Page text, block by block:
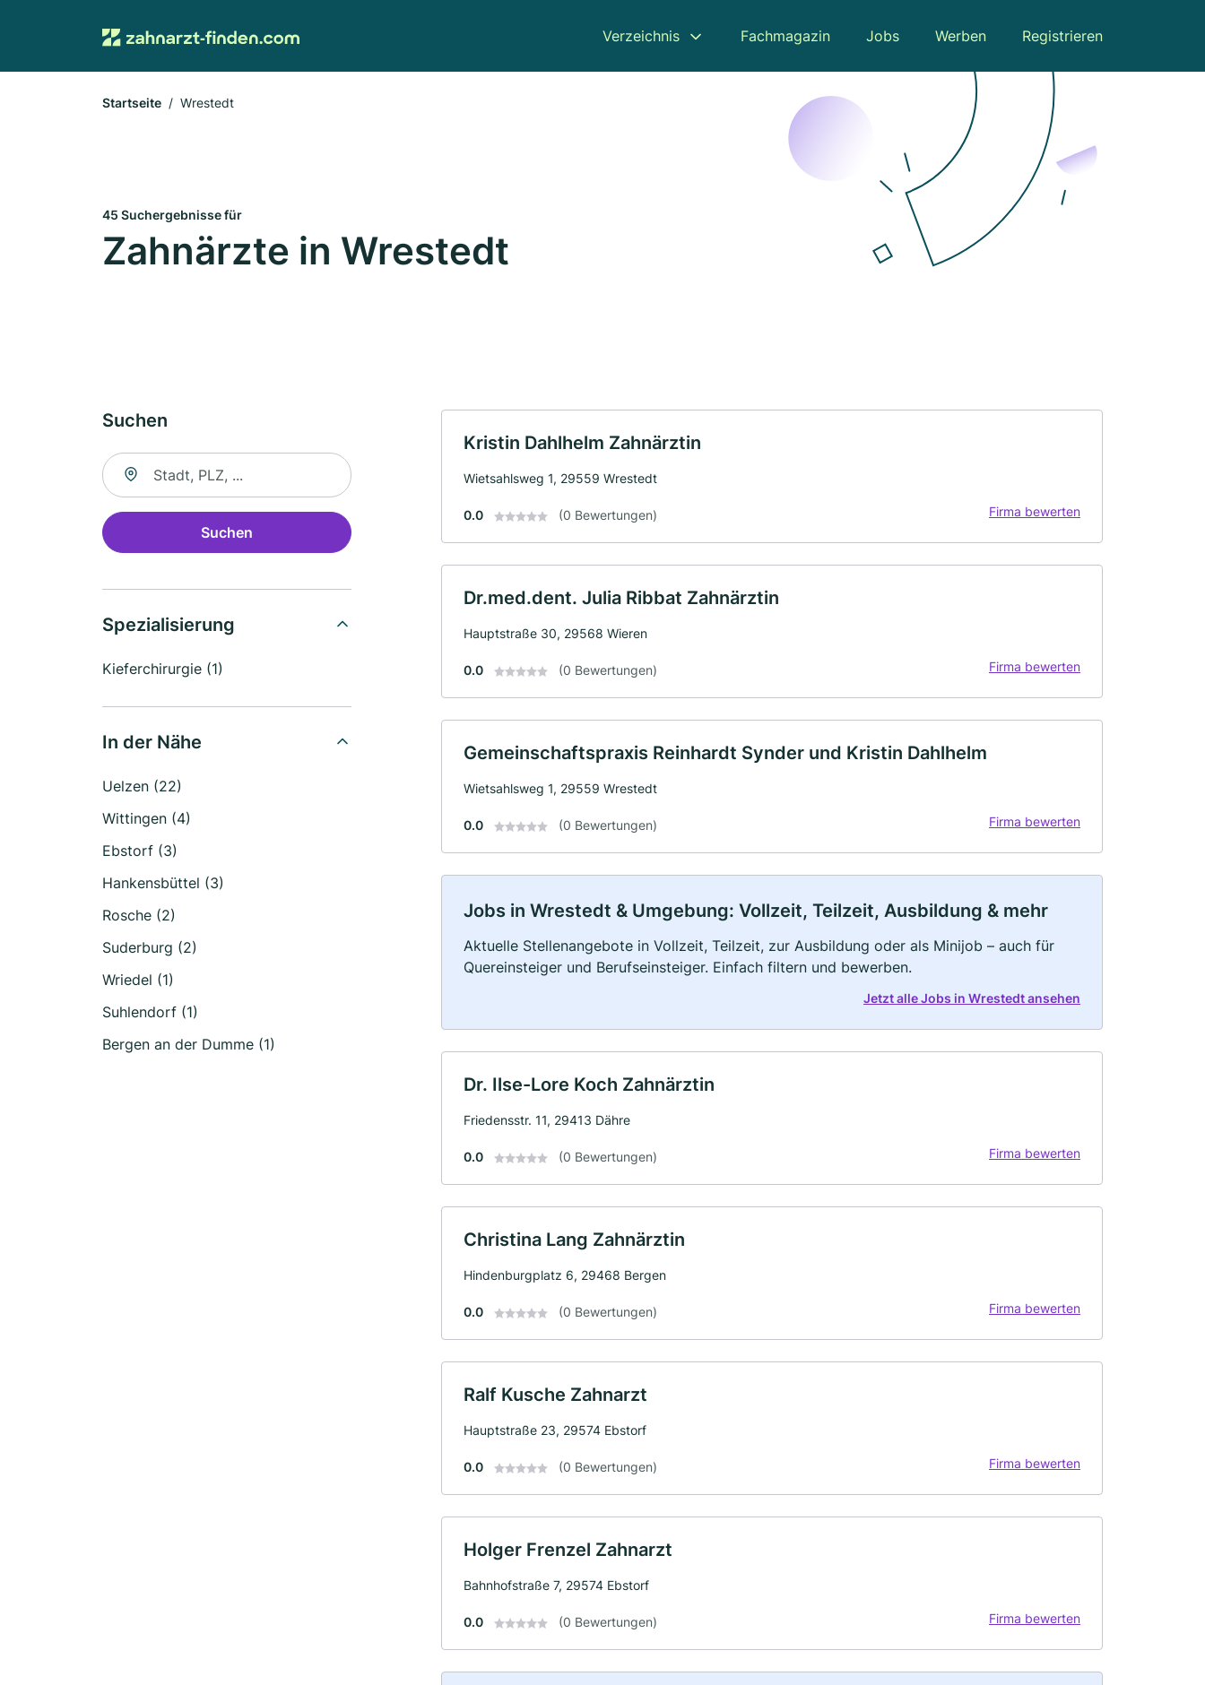
Verzeichnis Fachmagazin Jobs Werben Registrieren
Startseite Wrestedt
45 Suchergebnisse für
Zahnärzte in Wrestedt
Suchen
Suche nach Ort
Suchen
Spezialisierung
Kieferchirurgie (1)
In der Nähe
Uelzen (22)
Wittingen (4)
Ebstorf (3)
Hankensbüttel (3)
Rosche (2)
Suderburg (2)
Wriedel (1)
Suhlendorf (1)
Bergen an der Dumme (1)
Kristin Dahlhelm Zahnärztin
Wietsahlsweg 1, 29559 Wrestedt
0.0 (0 Bewertungen) Firma bewerten
Dr.med.dent. Julia Ribbat Zahnärztin
Hauptstraße 30, 29568 Wieren
0.0 (0 Bewertungen) Firma bewerten
Gemeinschaftspraxis Reinhardt Synder und Kristin Dahlhelm
Wietsahlsweg 1, 29559 Wrestedt
0.0 (0 Bewertungen) Firma bewerten
Jobs in Wrestedt & Umgebung: Vollzeit, Teilzeit, Ausbildung & mehr
Aktuelle Stellenangebote in Vollzeit, Teilzeit, zur Ausbildung oder als Minijob – auch für
Quereinsteiger und Berufseinsteiger. Einfach filtern und bewerben.
Jetzt alle Jobs in Wrestedt ansehen
Dr. Ilse-Lore Koch Zahnärztin
Friedensstr. 11, 29413 Dähre
0.0 (0 Bewertungen) Firma bewerten
Christina Lang Zahnärztin
Hindenburgplatz 6, 29468 Bergen
0.0 (0 Bewertungen) Firma bewerten
Ralf Kusche Zahnarzt
Hauptstraße 23, 29574 Ebstorf
0.0 (0 Bewertungen) Firma bewerten
Holger Frenzel Zahnarzt
Bahnhofstraße 7, 29574 Ebstorf
0.0 (0 Bewertungen) Firma bewerten